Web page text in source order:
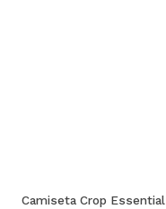
Camiseta Crop Essential